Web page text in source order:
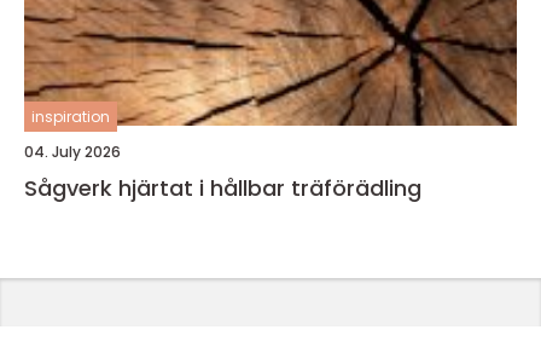
inspiration
04. July 2026
Sågverk hjärtat i hållbar träförädling